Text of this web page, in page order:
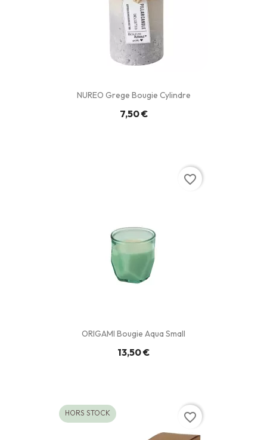
NUREO Grege Bougie Cylindre
7,50 €
ORIGAMI Bougie Aqua Small
13,50 €
favorite_border
HORS STOCK favorite_border